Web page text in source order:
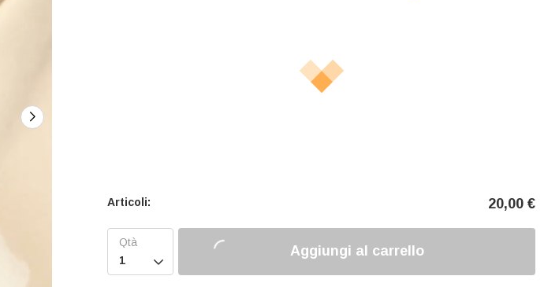
Articoli: 20,00 €

Aggiungi al carrello